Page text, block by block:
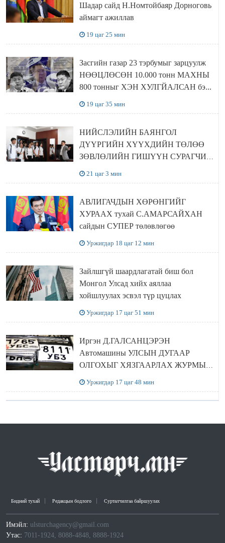
Шадар сайд Н.Номтойбаяр Дорноговь
аймагт ажиллав
19 цаг 25 мин
Засгийн газар 23 тэрбумыг зарцуулж
НӨӨЦЛӨСӨН 10.000 тонн МАХНЫ
800 тонныг ХЭН ХУЛГЙАЛСАН бэ...
19 цаг 35 мин
НИЙСЛЭЛИЙН БАЯНГОЛ
ДҮҮРГИЙН ХҮҮХДИЙН ТӨЛӨӨ
ЗӨВЛӨЛИЙН ГИШҮҮН СУРАГЧИД
21 цаг 3 мин
АВЛИГАЧДЫН ХӨРӨНГИЙГ
ХУРААХ тухай С.АМАРСАЙХАН
сайдын СУПЕР төлөвлөгөө
Уржигдар 18 цаг 12 мин
Зайлшгүй шаардлагатай биш бол
Монгол Улсад хийх аяллаа
хойшлуулах эсвэл түр цуцлах
Уржигдар 17 цаг 51 мин
Иргэн Д.ГАЛСАНЦЭРЭН
Автомашины УЛСЫН ДУГААР
ОЛГОХЫГ ХЯЗГААРЛАХ ЖУРМЫГ
Уржигдар 17 цаг 48 мин
Бидний тухай Редакцын бодлого Сурталчилгаа байршуулах
Имэйл: ulsturchagency@gmail.com
Утас: 7011-1924, 8088-4848, 8888-1924